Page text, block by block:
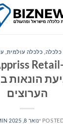
כלכלה כלכלה עולמית
הונאות
הערוצים
ינואר 8, 2025